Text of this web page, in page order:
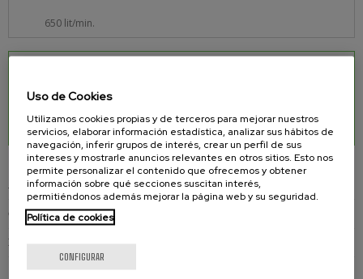
650 lit/min.
AGITADORES NEUMÁTICOS
CONJUNTO AGITADORES Y TRANSVASE
MOTORES
MOTOR MN-37
Uso de Cookies
Utilizamos cookies propias y de terceros para mejorar nuestros
servicios, elaborar información estadística, analizar sus hábitos de
navegación, inferir grupos de interés, crear un perfil de sus
intereses y mostrarle anuncios relevantes en otros sitios. Esto nos
permite personalizar el contenido que ofrecemos y obtener
información sobre qué secciones suscitan interés,
permitiéndonos además mejorar la página web y su seguridad.
Política de cookies
CONFIGURAR